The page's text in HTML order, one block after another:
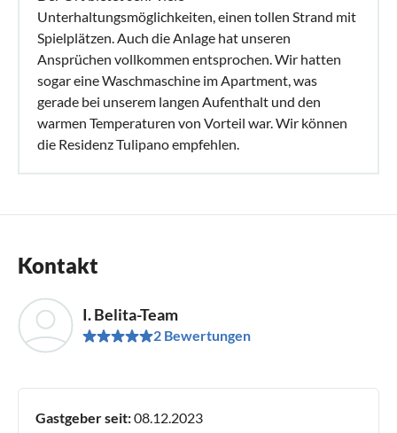
Unterhaltungsmöglichkeiten, einen tollen Strand mit
Spielplätzen. Auch die Anlage hat unseren
Ansprüchen vollkommen entsprochen. Wir hatten
sogar eine Waschmaschine im Apartment, was
gerade bei unserem langen Aufenthalt und den
warmen Temperaturen von Vorteil war. Wir können
die Residenz Tulipano empfehlen.
Kontakt
I. Belita-Team
2 Bewertungen
Gastgeber seit:08.12.2023